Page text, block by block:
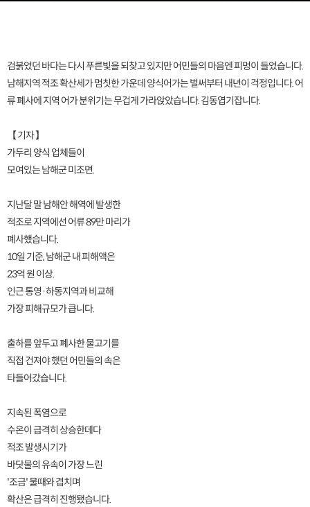
검붉었던 바다는 다시 푸른빛을 되찾고 있지만 어민들의 마음엔 피멍이 들었습니다.
남해지역 적조 확산세가 멈칫한 가운데 양식어가는 벌써부터 내년이 걱정입니다. 어
류 폐사에 지역 어가 분위기는 무겁게 가라앉았습니다. 김동엽기잡니다.
【 기자 】
가두리 양식 업체들이
모여있는 남해군 미조면.
지난달 말 남해안 해역에 발생한
적조로 지역에선 어류 89만 마리가
폐사했습니다.
10일 기준, 남해군 내 피해액은
23억 원 이상.
인근 통영·하동지역과 비교해
가장 피해규모가 큽니다.
출하를 앞두고 폐사한 물고기를
직접 건져야 했던 어민들의 속은
타들어갔습니다.
지속된 폭염으로
수온이 급격히 상승한데다
적조 발생시기가
바닷물의 유속이 가장 느린
'조금' 물때와 겹치며
확산은 급격히 진행됐습니다.